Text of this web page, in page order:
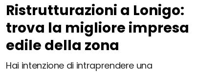
Ristrutturazioni a Lonigo:
trova la migliore impresa
edile della zona
Hai intenzione di intraprendere una